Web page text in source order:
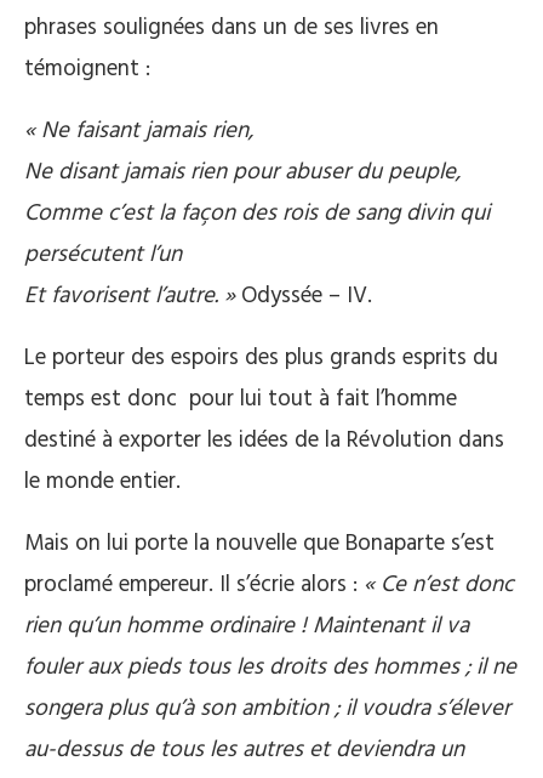
phrases soulignées dans un de ses livres en
témoignent :
« Ne faisant jamais rien,
Ne disant jamais rien pour abuser du peuple,
Comme c’est la façon des rois de sang divin qui
persécutent l’un
Et favorisent l’autre. »Odyssée – IV.
Le porteur des espoirs des plus grands esprits du
temps est donc pour lui tout à fait l’homme
destiné à exporter les idées de la Révolution dans
le monde entier.
Mais on lui porte la nouvelle que Bonaparte s’est
proclamé empereur. Il s’écrie alors : « Ce n’est donc
rien qu’un homme ordinaire ! Maintenant il va
fouler aux pieds tous les droits des hommes ; il ne
songera plus qu’à son ambition ; il voudra s’élever
au-dessus de tous les autres et deviendra un